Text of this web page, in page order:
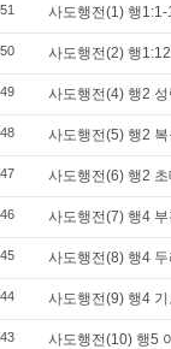
사도행전(1) 행
사도행전(2) 행
사도행전(4) 행2
사도행전(5) 행2
사도행전(6) 행2
사도행전(7) 행4
사도행전(8) 행4
사도행전(9) 행4
사도행전(10) 행5